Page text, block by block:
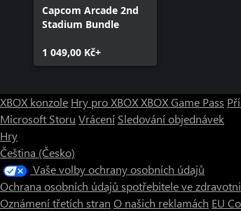
Capcom Arcade 2nd
Stadium Bundle
1 049,00 Kč+
XBOX konzole Hry pro XBOXXBOX Game Pass
Microsoft Storu Vrácení Sledování objednávek
Hry
Čeština (Česko)
Vaše volby ochrany osobních údajů
Ochrana osobních údajů spotřebitele ve
Oznámení třetích stran O našich reklamách EU